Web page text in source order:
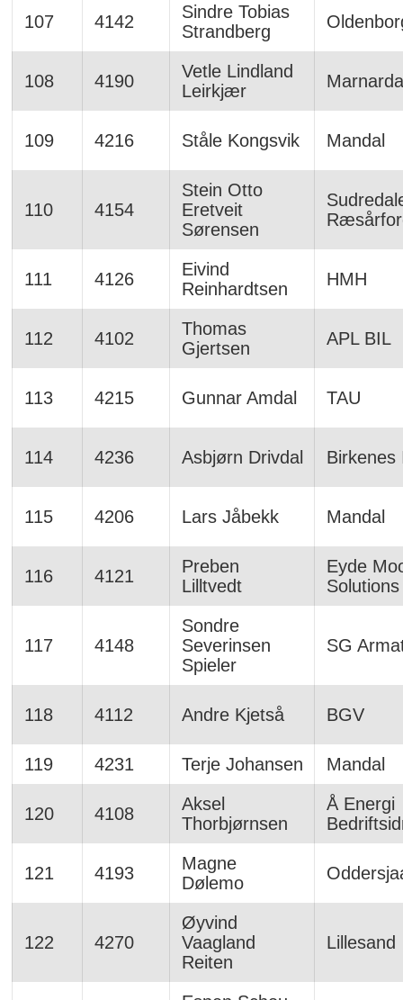
107 4142
Sindre Tobias
Strandberg
108 4190
Vetle Lindland
Leirkjær
109 4216 Ståle Kongsvik Mandal
110 4154
Stein Otto
Eretveit
Sørensen
111 4126
Eivind
Reinhardtsen
HMH
112 4102
Thomas
Gjertsen
APL BIL
113 4215 Gunnar Amdal TAU
114 4236 Asbjørn Drivdal Birkenes
115 4206 Lars Jåbekk Mandal
116 4121
Preben
Lilltvedt
Eyde
Solutions
117 4148
Sondre
Severinsen
Spieler
SG
118 4112 Andre Kjetså BGV
119 4231 Terje Johansen Mandal
120 4108
Aksel
Thorbjørnsen
Å Energi
121 4193
Magne
Dølemo
122 4270
Øyvind
Vaagland
Reiten
Lillesand